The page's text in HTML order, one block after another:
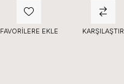
FAVORILERE EKLE KARŞILAŞTIR